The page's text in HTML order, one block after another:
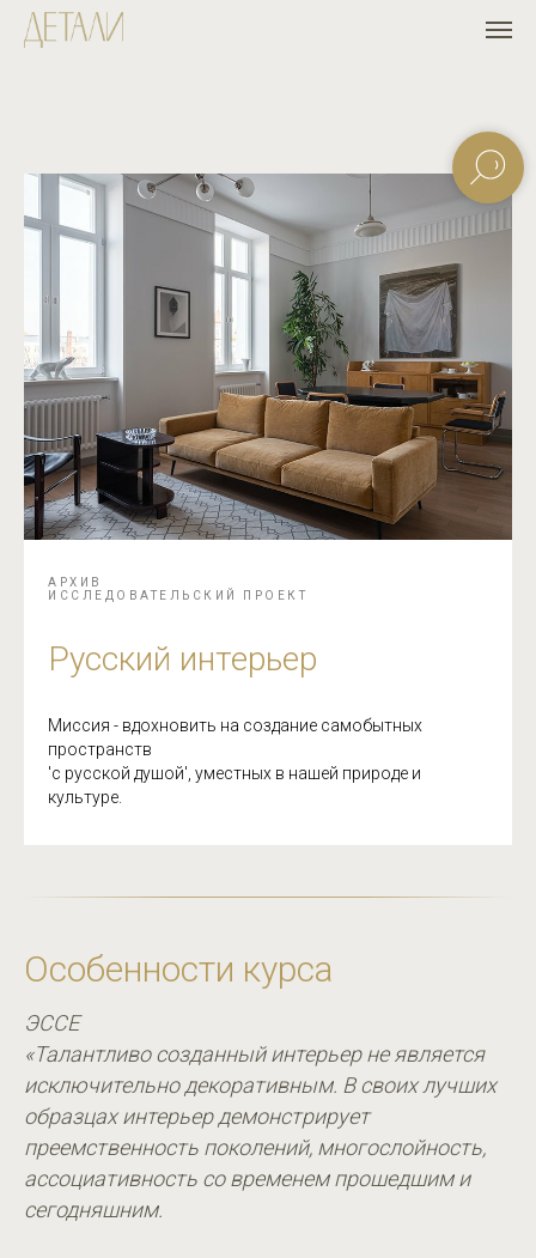
АРХИВ
ИССЛЕДОВАТЕЛЬСКИЙ ПРОЕКТ
Русский интерьер
Миссия - вдохновить на создание самобытных
пространств
'с русской душой', уместных в нашей природе и
культуре.
Особенности курса
ЭССЕ
«Талантливо созданный интерьер не является
исключительно декоративным. В своих лучших
образцах интерьер демонстрирует
преемственность поколений, многослойность,
ассоциативность со временем прошедшим и
сегодняшним.